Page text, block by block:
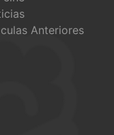
Anteriores